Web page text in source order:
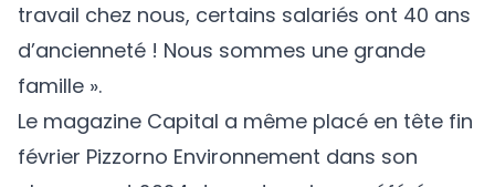
travail chez nous, certains salariés ont 40 ans
d’ancienneté ! Nous sommes une grande
famille ».
Le magazine Capital a même placé en tête fin
février Pizzorno Environnement dans son